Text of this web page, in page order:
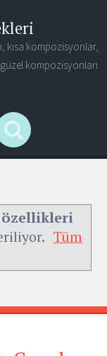
kısa kompozisyonlar,
kompozisyonları
Links
Search
özellikleri
Tüm